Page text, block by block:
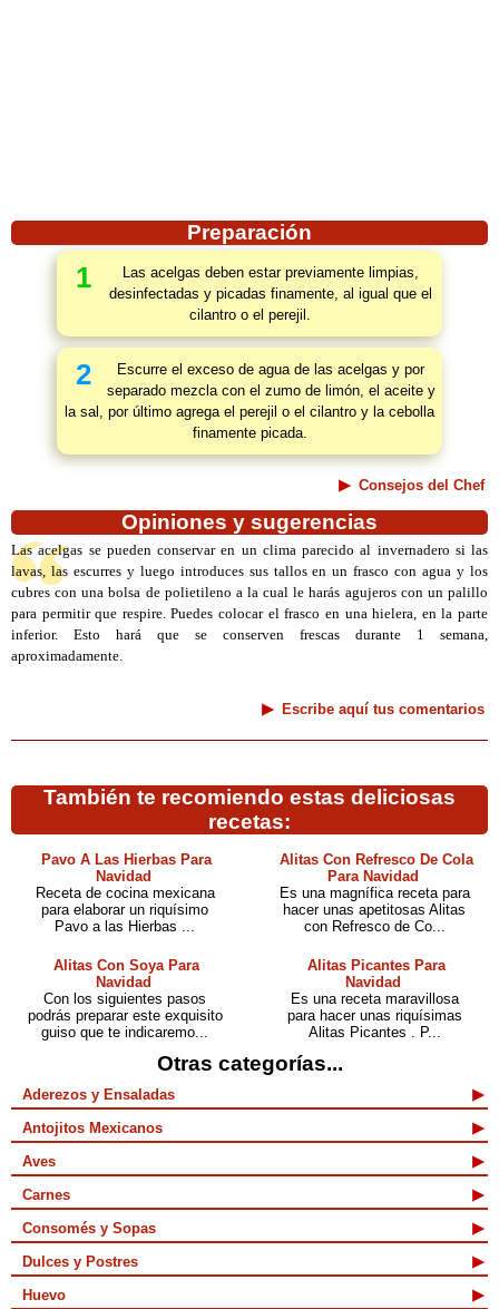
Preparación
1
Las acelgas deben estar previamente limpias,
desinfectadas y picadas finamente, al igual que el
cilantro o el perejil.
2
Escurre el exceso de agua de las acelgas y por
separado mezcla con el zumo de limón, el aceite y
la sal, por último agrega el perejil o el cilantro y la cebolla
finamente picada.
Consejos del Chef
Opiniones y sugerencias
Las acelgas se pueden conservar en un clima parecido al invernadero si las
lavas, las escurres y luego introduces sus tallos en un frasco con agua y los
cubres con una bolsa de polietileno a la cual le harás agujeros con un palillo
para permitir que respire. Puedes colocar el frasco en una hielera, en la parte
inferior. Esto hará que se conserven frescas durante 1 semana,
aproximadamente.
Escribe aquí tus comentarios
También te recomiendo estas deliciosas
recetas:
Pavo A Las Hierbas Para
Navidad
Receta de cocina mexicana
para elaborar un riquísimo
Pavo a las Hierbas ...
Alitas Con Refresco De Cola
Para Navidad
Es una magnífica receta para
hacer unas apetitosas Alitas
con Refresco de Co...
Alitas Con Soya Para
Navidad
Con los siguientes pasos
podrás preparar este exquisito
guiso que te indicaremo...
Alitas Picantes Para
Navidad
Es una receta maravillosa
para hacer unas riquísimas
Alitas Picantes . P...
Otras categorías...
Aderezos y Ensaladas
Antojitos Mexicanos
Aves
Carnes
Consomés y Sopas
Dulces y Postres
Huevo